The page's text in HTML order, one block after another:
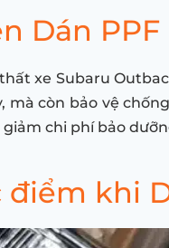
Dán
xe Subaru
mà còn bảo vệ
chi phí bảo
điểm khi